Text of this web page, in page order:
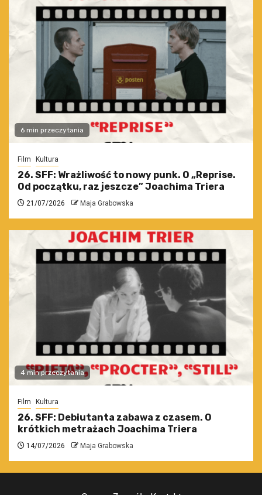
6 min przeczytania
Film Kultura
26. SFF: Wrażliwość to nowy punk. O „Reprise.
Od początku, raz jeszcze” Joachima Triera
21/07/2026 Maja Grabowska
4 min przeczytania
Film Kultura
26. SFF: Debiutanta zabawa z czasem. O
krótkich metrażach Joachima Triera
14/07/2026 Maja Grabowska